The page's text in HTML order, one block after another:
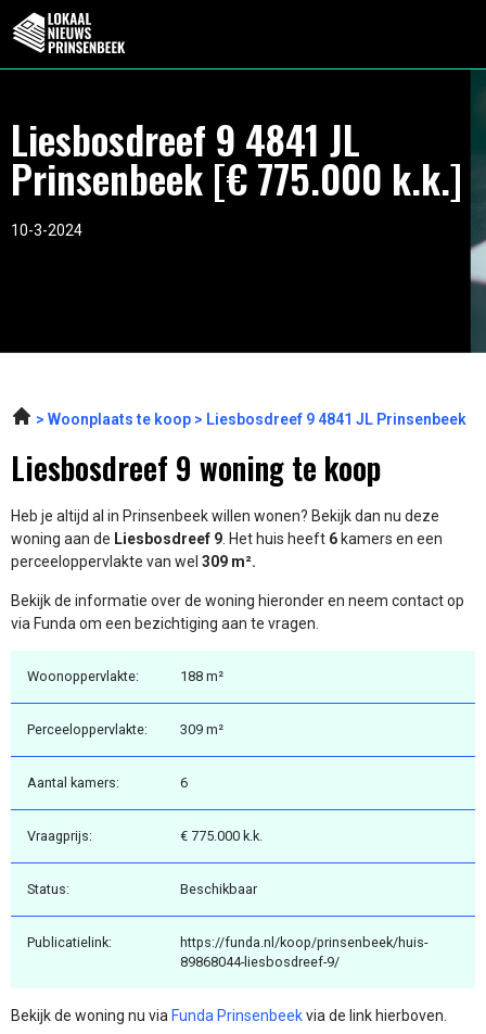
Liesbosdreef 9 4841 JL
Prinsenbeek [€ 775.000 k.k.]
10-3-2024
Woonplaats te koop Liesbosdreef 9 4841 JL Prinsenbeek
Liesbosdreef 9 woning te koop
Heb je altijd al in Prinsenbeek willen wonen? Bekijk dan nu deze
woning aan de Liesbosdreef 9. Het huis heeft 6 kamers en een
perceeloppervlakte van wel 309 m².
Bekijk de informatie over de woning hieronder en neem contact op
via Funda om een bezichtiging aan te vragen.
Woonoppervlakte: 188 m²
Perceeloppervlakte: 309 m²
Aantal kamers: 6
Vraagprijs: € 775.000 k.k.
Status: Beschikbaar
Publicatielink:
https://funda.nl/koop/prinsenbeek/huis-
89868044-liesbosdreef-9/
Bekijk de woning nu via Funda Prinsenbeekvia de link hierboven.